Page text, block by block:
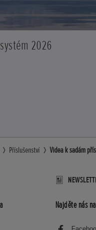
2026
Příslušenství Videa k sadám
Najděte nás na